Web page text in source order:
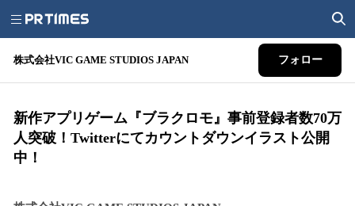
株式会社VIC GAME STUDIOS JAPAN フォロー
新作アプリゲーム『ブラクロモ』事前登録者数70万
人突破！Twitterにてカウントダウンイラスト公開
中！